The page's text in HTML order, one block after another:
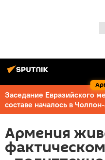
Заседание Евразийского
составе началось в
Армения